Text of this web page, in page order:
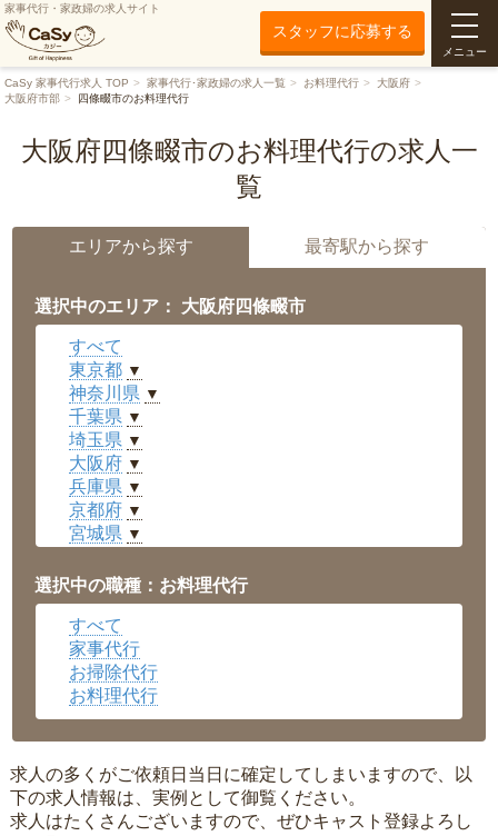
家事代行・家政婦の求人サイト
スタッフに応募する
メニュー
CaSy 家事代行求人 TOP 家事代行･家政婦の求人一覧 お料理代行
大阪府
大阪府市部
四條畷市のお料理代行
大阪府四條畷市のお料理代行の求人一
覧
エリアから探す 最寄駅から探す
選択中のエリア： 大阪府四條畷市
すべて
東京都 ▼
神奈川県 ▼
千葉県 ▼
埼玉県 ▼
大阪府 ▼
兵庫県 ▼
京都府 ▼
宮城県 ▼
福井県 ▼
岡山県 ▼
広島県
沖縄県 ▼
選択中の職種：お料理代行
すべて
家事代行
お掃除代行
お料理代行
求人の多くがご依頼日当日に確定してしまいますので、以
下の求人情報は、実例として御覧ください。
求人はたくさんございますので、ぜひキャスト登録よろし